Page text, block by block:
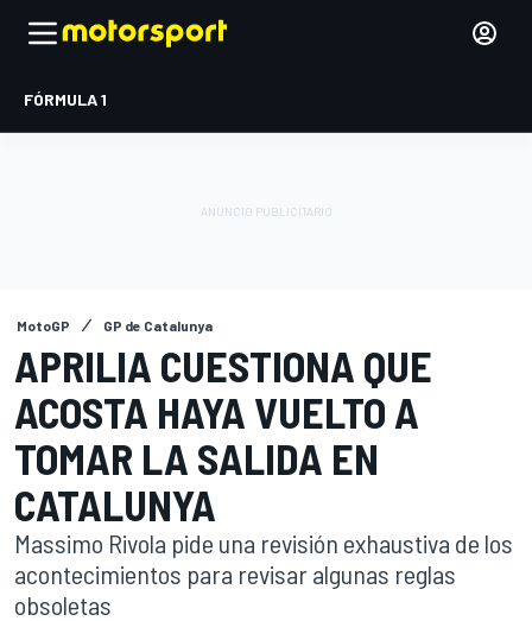
FÓRMULA 1
MotoGP GP de Catalunya
APRILIA CUESTIONA QUE
ACOSTA HAYA VUELTO A
TOMAR LA SALIDA EN
CATALUNYA
Massimo Rivola pide una revisión exhaustiva de los
acontecimientos para revisar algunas reglas
obsoletas